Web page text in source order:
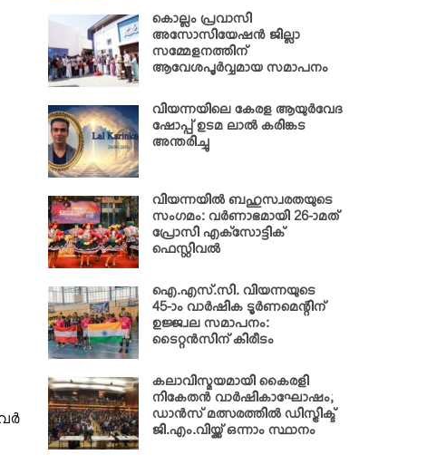
കൊല്ലം പ്രവാസി
അസോസിയേഷന്‍ ജില്ലാ
സമ്മേളനത്തിന്
ആവേശപൂര്‍വ്വമായ സമാപനം
വിയന്നയിലെ കേരള ആയുര്‍വേദ
ഷോപ്പ് ഉടമ ലാല്‍ കരിങ്കട
അന്തരിച്ചു
വിയന്നയില്‍ ബഹുസ്വരതയുടെ
സംഗമം: വര്‍ണാഭമായി 26-ാമത്
പ്രോസി എക്‌സോട്ടിക്
ഫെസ്റ്റിവല്‍
ഐ.എസ്.സി. വിയന്നയുടെ
45-ാം വാര്‍ഷിക ടൂര്‍ണമെന്റിന്
ഉജ്ജ്വല സമാപനം:
ടൈറ്റന്‍സിന് കിരീടം
കലാവിസ്മയമായി കൈരളി
നികേതന്‍ വാര്‍ഷികാഘോഷം;
ഡാന്‍സ് മത്സരത്തില്‍ ഡിസ്ട്രിക്ട്
ജി.എം.വിയ്ക്ക് ഒന്നാം സ്ഥാനം